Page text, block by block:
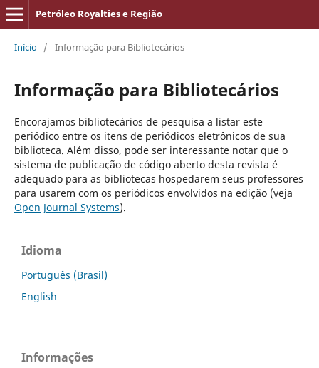
Petróleo Royalties e Região
Início / Informação para Bibliotecários
Informação para Bibliotecários
Encorajamos bibliotecários de pesquisa a listar este
periódico entre os itens de periódicos eletrônicos de sua
biblioteca. Além disso, pode ser interessante notar que o
sistema de publicação de código aberto desta revista é
adequado para as bibliotecas hospedarem seus professores
para usarem com os periódicos envolvidos na edição (veja
Open Journal Systems).
Idioma
Português (Brasil)
English
Informações